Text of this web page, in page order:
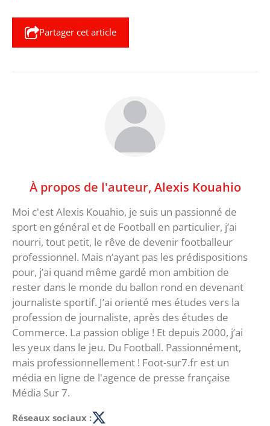
Partager cet article
À propos de l'auteur, Alexis Kouahio
Moi c'est Alexis Kouahio, je suis un passionné de
sport en général et de Football en particulier, j’ai
nourri, tout petit, le rêve de devenir footballeur
professionnel. Mais n’ayant pas les prédispositions
pour, j’ai quand même gardé mon ambition de
rester dans le monde du ballon rond en devenant
journaliste sportif. J’ai orienté mes études vers la
profession de journaliste, après des études de
Commerce. La passion oblige ! Et depuis 2000, j’ai
les yeux dans le jeu. Du Football. Passionnément,
mais professionnellement ! Foot-sur7.fr est un
média en ligne de l'agence de presse française
Média Sur 7.
Réseaux sociaux :